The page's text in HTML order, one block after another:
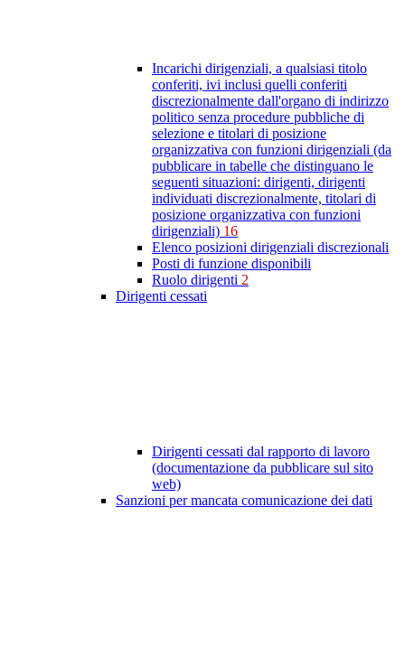
Incarichi dirigenziali, a qualsiasi titolo
conferiti, ivi inclusi quelli conferiti
discrezionalmente dall'organo di indirizzo
politico senza procedure pubbliche di
selezione e titolari di posizione
organizzativa con funzioni dirigenziali (da
pubblicare in tabelle che distinguano le
seguenti situazioni: dirigenti, dirigenti
individuati discrezionalmente, titolari di
posizione organizzativa con funzioni
dirigenziali) 16
Elenco posizioni dirigenziali discrezionali
Posti di funzione disponibili
Ruolo dirigenti 2
Dirigenti cessati
Dirigenti cessati dal rapporto di lavoro
(documentazione da pubblicare sul sito
web)
Sanzioni per mancata comunicazione dei dati